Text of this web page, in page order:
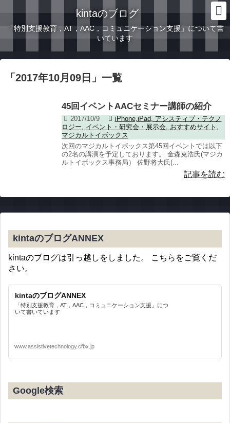
kintaのブログ
「特別支援教育，AT，AAC，コミュニケーション支援」について書
いています
「 2017年10月09日 」 一覧
45回イベントAACセミナー講師の紹介
2017/10/9 iPhone,iPad
アシスティブ・テクノ
ロジー
イベント・研究会・展示会 おすすめサイト
マジカルトイボックス
次回のマジカルトイボックス第45回イベントでは以下
の2名の講演を予定しております。 金森克浩氏(マジカ
ルトイボックス事務局） 佐野将大氏(...
記事を読む
kintaのブログANNEX
kintaのブログは引っ越しをしました。 こちらをご覧くだ
さい。
kintaのブログANNEX
「特別支援教育，AT，AAC，コミュニケーション支援」につ
いて書いています
www.assistivetechnology.cfbx.jp
Google検索